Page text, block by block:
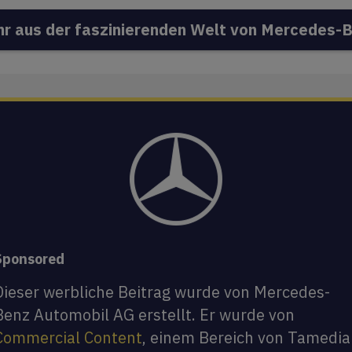
aus der faszinierenden Welt von Mercedes-
werbliche Beitrag wurde von Mercedes-
Automobil AG erstellt. Er wurde von
Content, einem Bereich von Tamedia